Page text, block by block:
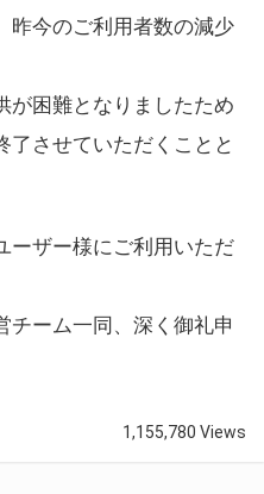
昨今のご利用者数の減少
が困難となりましたため
了させていただくことと
ーザー様にご利用いただ
チーム一同、深く御礼申
1,155,780 Views